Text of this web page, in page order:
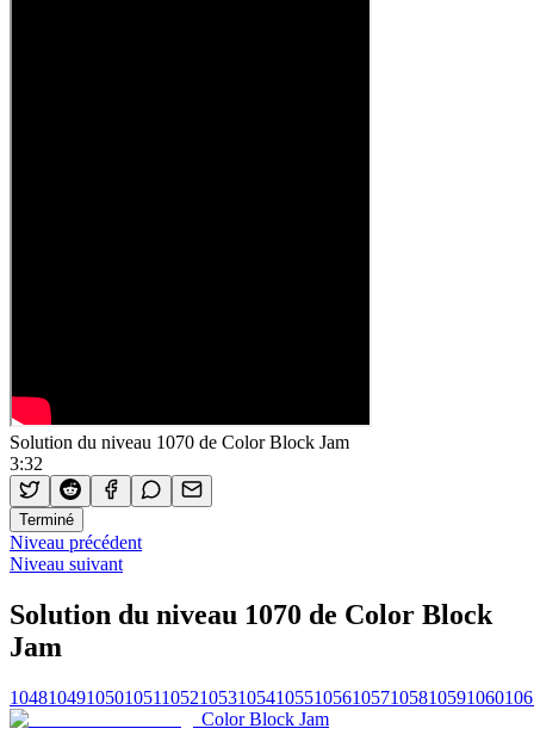
Solution du niveau 1070 de Color Block Jam
3:32
Terminé
Niveau précédent
Niveau suivant
Solution du niveau 1070 de Color Block
Jam
1048104910501051105210531054105510561057105810591060
Color Block Jam